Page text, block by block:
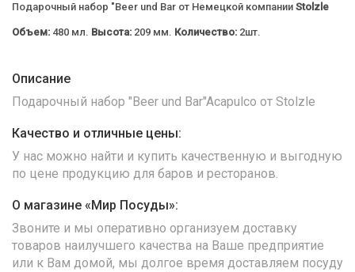
Подарочный набор "Beer und Bar от Немецкой компании Stolzle
Объем: 480 мл. Высота: 209 мм. Количество: 2шт.
Описание
Подарочный набор "Beer und Bar"Acapulco от Stolzle
Качество и отличные цены:
У нас можно найти и купить качественную и выгодную
по цене продукцию для баров и ресторанов.
О магазине «Мир Посуды»:
Звоните и мы оперативно организуем доставку
товаров наилучшего качества на Ваше предприятие
или к Вам домой, мы долгое время доставляем посуду